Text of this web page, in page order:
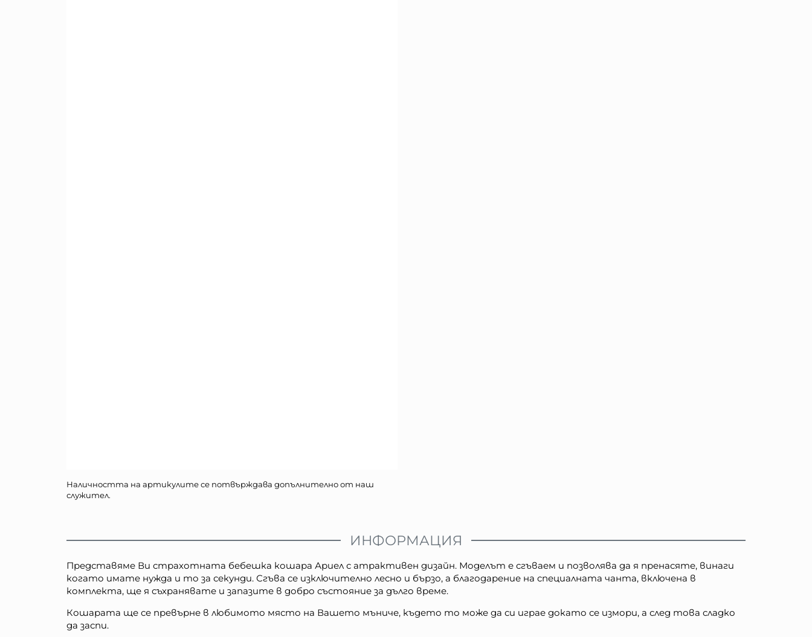
Наличността на артикулите се потвърждава допълнително от наш
служител.
ИНФОРМАЦИЯ
Представяме Ви страхотната бебешка кошара Ариел с атрактивен дизайн. Моделът е сгъваем и позволява да я пренасяте, винаги
когато имате нужда и то за секунди. Сгъва се изключително лесно и бързо, а благодарение на специалната чанта, включена в
комплекта, ще я съхранявате и запазите в добро състояние за дълго време.
Кошарата ще се превърне в любимото място на Вашето мъниче, където то може да си играе докато се измори, а след това сладко
да заспи.